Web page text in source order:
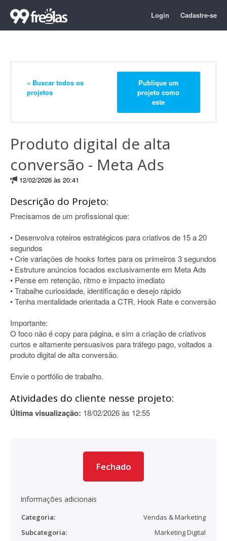
Login Cadastre-se
« Buscar todos os
projetos
Publique um
projeto como
este
Produto digital de alta
conversão - Meta Ads
12/02/2026 às 20:41
Descrição do Projeto:
Precisamos de um profissional que:
• Desenvolva roteiros estratégicos para criativos de 15 a 20
segundos
• Crie variações de hooks fortes para os primeiros 3 segundos
• Estruture anúncios focados exclusivamente em Meta Ads
• Pense em retenção, ritmo e impacto imediato
• Trabalhe curiosidade, identificação e desejo rápido
• Tenha mentalidade orientada a CTR, Hook Rate e conversão
Importante:
O foco não é copy para página, e sim a criação de criativos
curtos e altamente persuasivos para tráfego pago, voltados a
produto digital de alta conversão.
Envie o portfólio de trabalho.
Atividades do cliente nesse projeto:
Última visualização: 18/02/2026 às 12:55
Fechado
Informações adicionais
Categoria:
Vendas & Marketing
Subcategoria:
Marketing Digital